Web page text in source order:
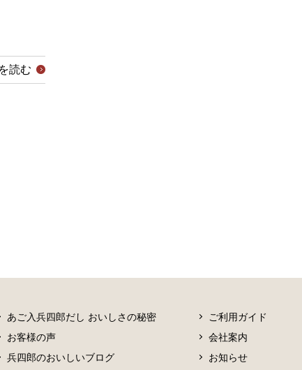
読む
あご入兵四郎だし おいしさの秘密
お客様の声
兵四郎のおいしいブログ
ご利用ガイド
会社案内
お知らせ